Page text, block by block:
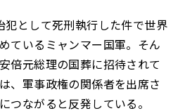
犯として死刑執行した件で世界
ているミャンマー国軍。そん
倍元総理の国葬に招待されて
、軍事政権の関係者を出席さ
つながると反発している。